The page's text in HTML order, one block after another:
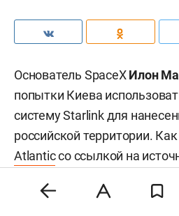
Основатель SpaceXИлон
попытки Киева
систему Starlink для
российской территории.
Atlanticсо ссылкой на
согласия, несмотря на